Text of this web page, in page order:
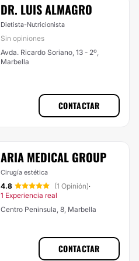
DR. LUIS ALMAGRO
Dietista-Nutricionista
Sin opiniones
Avda. Ricardo Soriano, 13 - 2º,
Marbella
CONTACTAR
ARIA MEDICAL GROUP
Cirugía estética
4.8 (1 Opinión)·
1 Experiencia real
Centro Peninsula, 8, Marbella
CONTACTAR